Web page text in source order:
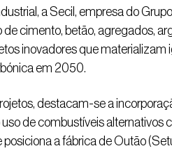
a Secil, empresa do
cimento, betão, agregados,
inovadores que materializam
em 2050.
destacam-se a
de combustíveis alternativos
posiciona a fábrica de Outão